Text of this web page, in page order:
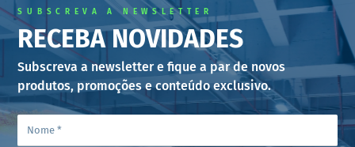
SUBSCREVA A NEWSLETTER
RECEBA NOVIDADES
Subscreva a newsletter e fique a par de novos
produtos, promoções e conteúdo exclusivo.